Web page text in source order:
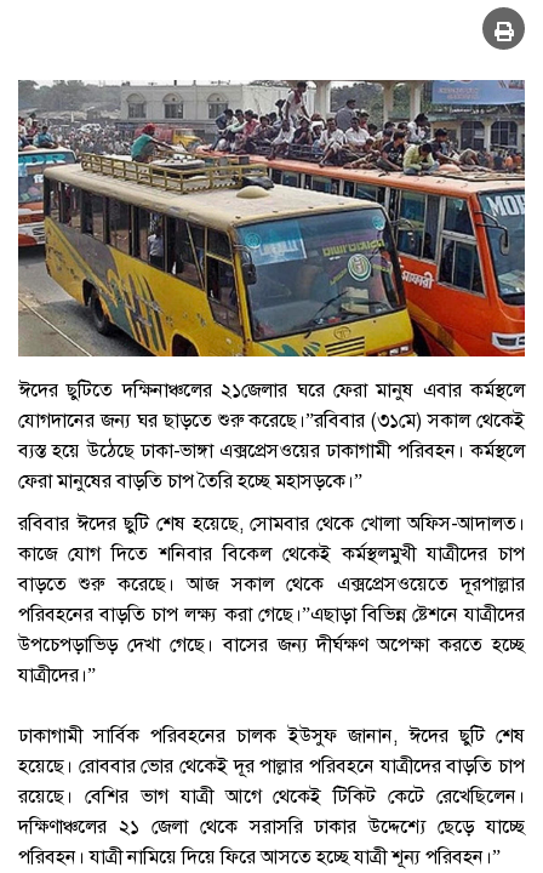
ঈদের ছুটিতে দক্ষিনাঞ্চলের ২১জেলার ঘরে ফেরা মানুষ এবার কর্মস্থলে
যোগদানের জন্য ঘর ছাড়তে শুরু করেছে।”‎রবিবার (৩১মে) সকাল থেকেই
ব্যস্ত হয়ে উঠেছে ঢাকা-ভাঙ্গা এক্সপ্রেসওয়ের ঢাকাগামী পরিবহন। কর্মস্থলে
ফেরা মানুষের বাড়তি চাপ তৈরি হচ্ছে মহাসড়কে।”
‎রবিবার ঈদের ছুটি শেষ হয়েছে, সোমবার থেকে খোলা অফিস-আদালত।
কাজে যোগ দিতে শনিবার বিকেল থেকেই কর্মস্থলমুখী যাত্রীদের চাপ
বাড়তে শুরু করেছে। আজ সকাল থেকে এক্সপ্রেসওয়েতে দূরপাল্লার
পরিবহনের বাড়তি চাপ লক্ষ্য করা গেছে।”‎এছাড়া বিভিন্ন ষ্টেশনে যাত্রীদের
উপচেপড়াভিড় দেখা গেছে। বাসের জন্য দীর্ঘক্ষণ অপেক্ষা করতে হচ্ছে
যাত্রীদের।”
‎ঢাকাগামী সার্বিক পরিবহনের চালক ইউসুফ জানান, ঈদের ছুটি শেষ
হয়েছে। রোববার ভোর থেকেই দূর পাল্লার পরিবহনে যাত্রীদের বাড়তি চাপ
রয়েছে। বেশির ভাগ যাত্রী আগে থেকেই টিকিট কেটে রেখেছিলেন।
দক্ষিণাঞ্চলের ২১ জেলা থেকে সরাসরি ঢাকার উদ্দেশ্যে ছেড়ে যাচ্ছে
পরিবহন। যাত্রী নামিয়ে দিয়ে ফিরে আসতে হচ্ছে যাত্রী শূন্য পরিবহন।”